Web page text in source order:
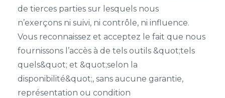
de tierces parties sur lesquels nous
n’exerçons ni suivi, ni contrôle, ni influence.
Vous reconnaissez et acceptez le fait que nous
fournissons l’accès à de tels outils &quot;tels
quels&quot; et &quot;selon la
disponibilité&quot;, sans aucune garantie,
représentation ou condition